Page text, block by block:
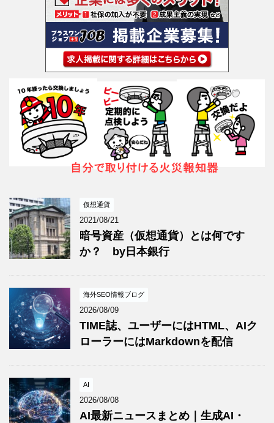
仮想通貨
2021/08/21
暗号資産（仮想通貨）とは何です
か？ by日本銀行
海外SEO情報ブログ
2026/08/09
TIME誌、ユーザーにはHTML、AIク
ローラーにはMarkdownを配信
AI
2026/08/08
AI最新ニュースまとめ｜生成AI・